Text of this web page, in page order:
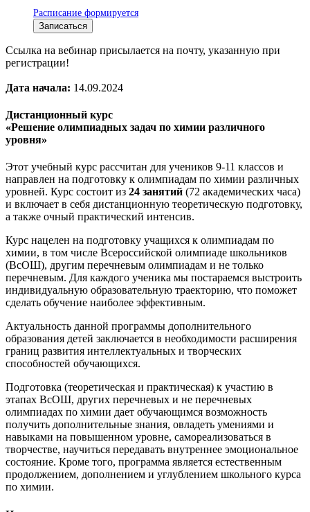
Расписание формируется
Записаться
Ссылка на вебинар присылается на почту, указанную при
регистрации!
Дата начала: 14.09.2024
Дистанционный курс
«Решение олимпиадных задач по химии различного
уровня»
Этот учебный курс рассчитан для учеников 9-11 классов и
направлен на подготовку к олимпиадам по химии различных
уровней. Курс состоит из 24 занятий (72 академических часа)
и включает в себя дистанционную теоретическую подготовку,
а также очный практический интенсив.
Курс нацелен на подготовку учащихся к олимпиадам по
химии, в том числе Всероссийской олимпиаде школьников
(ВсОШ), другим перечневым олимпиадам и не только
перечневым. Для каждого ученика мы постараемся выстроить
индивидуальную образовательную траекторию, что поможет
сделать обучение наиболее эффективным.
Актуальность данной программы дополнительного
образования детей заключается в необходимости расширения
границ развития интеллектуальных и творческих
способностей обучающихся.
Подготовка (теоретическая и практическая) к участию в
этапах ВсОШ, других перечневых и не перечневых
олимпиадах по химии дает обучающимся возможность
получить дополнительные знания, овладеть умениями и
навыками на повышенном уровне, самореализоваться в
творчестве, научиться передавать внутреннее эмоциональное
состояние. Кроме того, программа является естественным
продолжением, дополнением и углублением школьного курса
по химии.